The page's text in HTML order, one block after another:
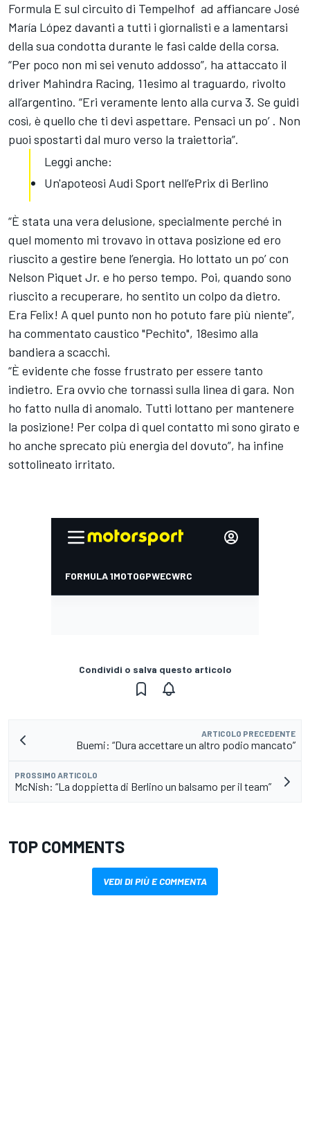
Formula E sul circuito di Tempelhof ad affiancare José
María López davanti a tutti i giornalisti e a lamentarsi
della sua condotta durante le fasi calde della corsa.
“Per poco non mi sei venuto addosso”, ha attaccato il
driver Mahindra Racing, 11esimo al traguardo, rivolto
all’argentino. “Eri veramente lento alla curva 3. Se guidi
così, è quello che ti devi aspettare. Pensaci un po’ . Non
puoi spostarti dal muro verso la traiettoria”.
Leggi anche:
Un'apoteosi Audi Sport nell’ePrix di Berlino
“È stata una vera delusione, specialmente perché in
quel momento mi trovavo in ottava posizione ed ero
riuscito a gestire bene l’energia. Ho lottato un po’ con
Nelson Piquet Jr. e ho perso tempo. Poi, quando sono
riuscito a recuperare, ho sentito un colpo da dietro.
Era Felix! A quel punto non ho potuto fare più niente”,
ha commentato caustico "Pechito", 18esimo alla
bandiera a scacchi.
“È evidente che fosse frustrato per essere tanto
indietro. Era ovvio che tornassi sulla linea di gara. Non
ho fatto nulla di anomalo. Tutti lottano per mantenere
la posizione! Per colpa di quel contatto mi sono girato e
ho anche sprecato più energia del dovuto”, ha infine
sottolineato irritato.
Condividi o salva questo articolo
ARTICOLO PRECEDENTE
Buemi: “Dura accettare un altro podio mancato”
PROSSIMO ARTICOLO
McNish: “La doppietta di Berlino un balsamo per il team”
TOP COMMENTS
VEDI DI PIÙ E COMMENTA